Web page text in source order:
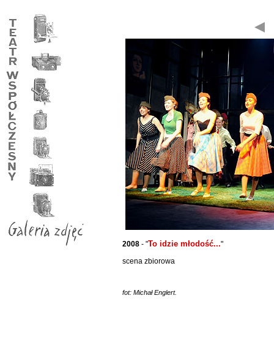
2008 - "To idzie młodość..."
scena zbiorowa
fot: Michał Englert.